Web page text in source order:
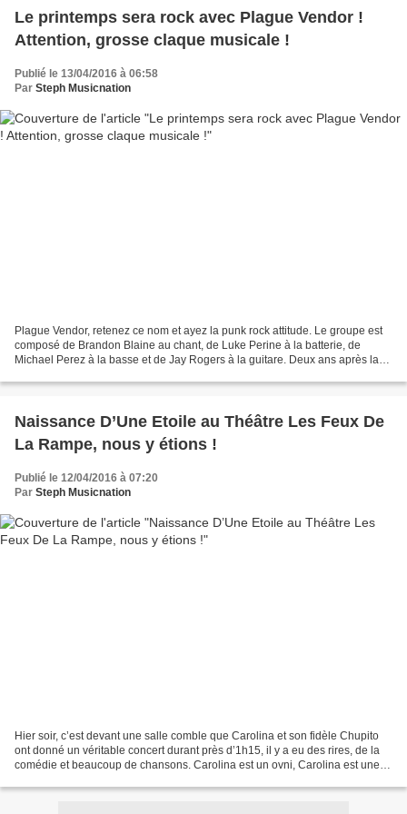
Le printemps sera rock avec Plague Vendor !
Attention, grosse claque musicale !
Publié le 13/04/2016 à 06:58
Par Steph Musicnation
Plague Vendor, retenez ce nom et ayez la punk rock attitude. Le groupe est
composé de Brandon Blaine au chant, de Luke Perine à la batterie, de
Michael Perez à la basse et de Jay Rogers à la guitare. Deux ans après la
Naissance D’Une Etoile au Théâtre Les Feux De
La Rampe, nous y étions !
Publié le 12/04/2016 à 07:20
Par Steph Musicnation
Hier soir, c’est devant une salle comble que Carolina et son fidèle Chupito
ont donné un véritable concert durant près d’1h15, il y a eu des rires, de la
comédie et beaucoup de chansons. Carolina est un ovni, Carolina est une